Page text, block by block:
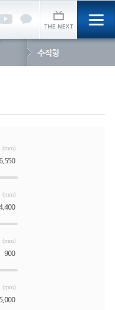
수직형
(mm)
(mm)
(mm)
900
(rpm)